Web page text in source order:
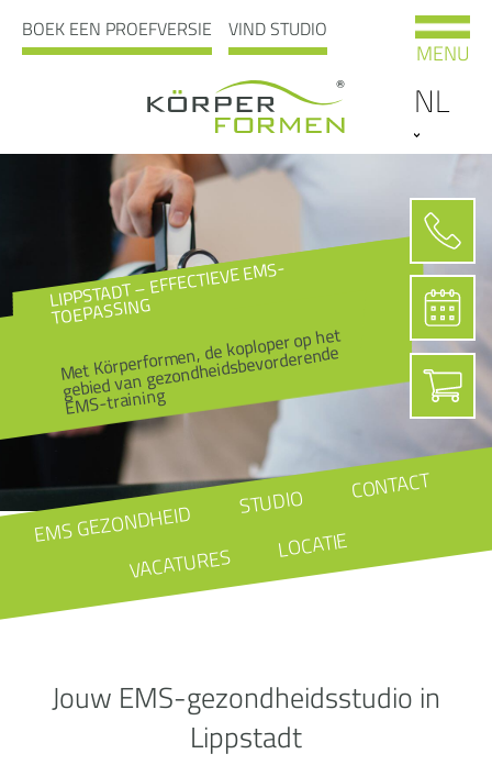
BOEK EEN PROEFVERSIE VIND STUDIO
NL
MENU
LIPPSTADT – EFFECTIEVE EMS-
TOEPASSING
Met Körperformen, de koploper op het
gebied van gezondheidsbevorderende
EMS-training
EMS GEZONDHEID STUDIO CONTACT
VACATURES LOCATIE
Jouw EMS-gezondheidsstudio in
Lippstadt